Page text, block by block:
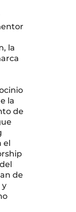
la
la
de
el
de
y